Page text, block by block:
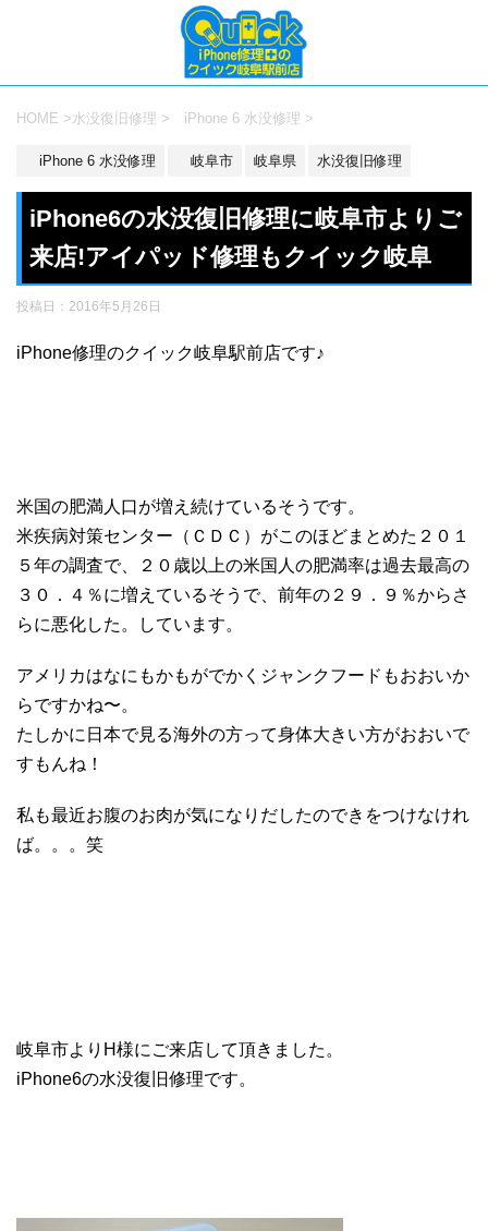
HOME >水没復旧修理 > iPhone 6 水没修理 >
iPhone 6 水没修理 岐阜市 岐阜県 水没復旧修理
iPhone6の水没復旧修理に岐阜市よりご
来店!アイパッド修理もクイック岐阜
投稿日： 2016年5月26日
iPhone修理のクイック岐阜駅前店です♪
米国の肥満人口が増え続けているそうです。
米疾病対策センター（ＣＤＣ）がこのほどまとめた２０１
５年の調査で、２０歳以上の米国人の肥満率は過去最高の
３０．４％に増えているそうで、前年の２９．９％からさ
らに悪化した。しています。
アメリカはなにもかもがでかくジャンクフードもおおいか
らですかね〜。
たしかに日本で見る海外の方って身体大きい方がおおいで
すもんね！
私も最近お腹のお肉が気になりだしたのできをつけなけれ
ば。。。笑
岐阜市よりH様にご来店して頂きました。
iPhone6の水没復旧修理です。